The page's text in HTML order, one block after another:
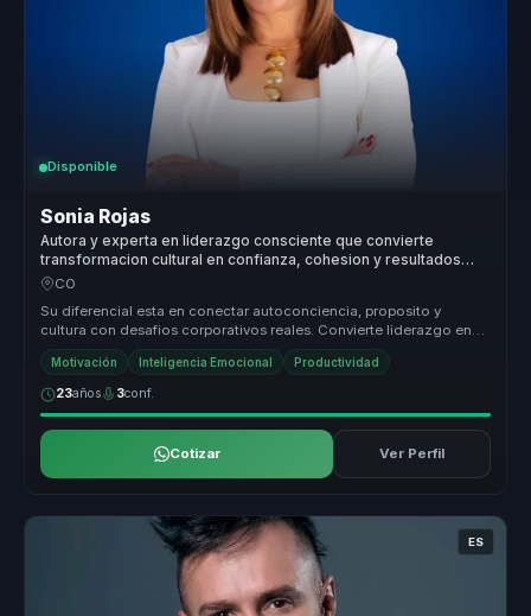
Disponible
Sonia Rojas
Autora y experta en liderazgo consciente que convierte
transformacion cultural en confianza, cohesion y resultados
para equipos.
CO
Su diferencial esta en conectar autoconciencia, proposito y
cultura con desafios corporativos reales. Convierte liderazgo en
una practica...
Motivación Inteligencia Emocional Productividad
23años 3conf.
Cotizar Ver Perfil
ES